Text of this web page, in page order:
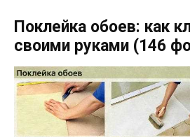
Поклейка обоев: как
своими руками (146